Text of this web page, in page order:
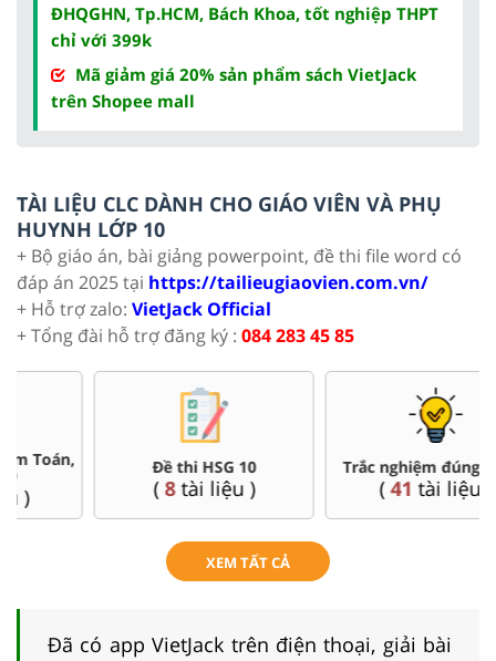
ĐHQGHN, Tp.HCM, Bách Khoa, tốt nghiệp THPT
chỉ với 399k
Mã giảm giá 20% sản phẩm sách VietJack
trên Shopee mall
TÀI LIỆU CLC DÀNH CHO GIÁO VIÊN VÀ PHỤ
HUYNH LỚP 10
+ Bộ giáo án, bài giảng powerpoint, đề thi file word có
đáp án 2025 tại https://tailieugiaovien.com.vn/
+ Hỗ trợ zalo: VietJack Official
+ Tổng đài hỗ trợ đăng ký : 084 283 45 85
Đề thi HSG 10
tài liệu )
Trắc nghiệm đúng sai 10
tài liệu )
XEM TẤT CẢ
Đã có app VietJack trên điện thoại, giải bài